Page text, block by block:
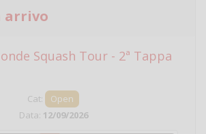
arrivo
Squash Tour - 2ª Tappa
Cat:
Open
Data: 12/09/2026